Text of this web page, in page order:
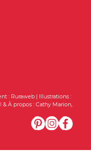
: Ruraweb | Illustrations :
& À propos :Cathy Marion,